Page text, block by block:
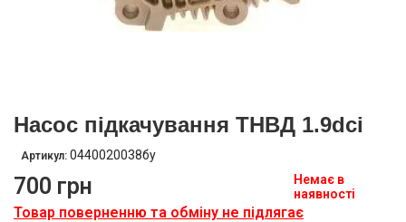
Насос підкачування ТНВД 1.9dci
Артикул: 0440020038бу
700 грн
Немає в
наявності
Товар поверненню та обміну не підлягає